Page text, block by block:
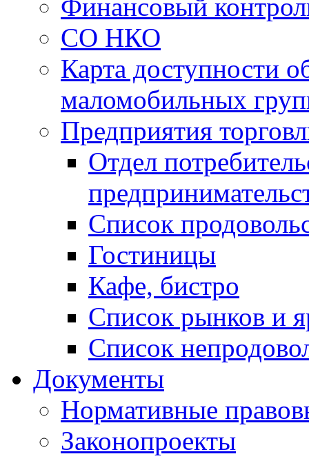
Финансовый
СО НКО
Карта доступности
маломобильных
Предприятия
Отдел
Список
Гостиницы
Кафе, бистро
Cписок рынков и
Список
Документы
Нормативные
Законопроекты